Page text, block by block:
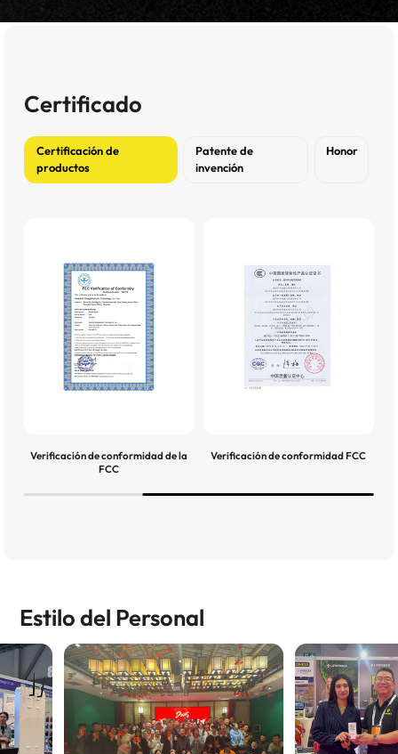
Certificado
Certificación de
productos
Patente de
invención
Honor
Verificación de conformidad de la
FCC
Verificación de conformidad FCC
Estilo del Personal